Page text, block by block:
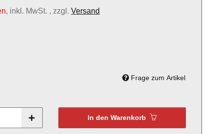
, inkl. MwSt. , zzgl. Versand
Frage zum Artikel
In den Warenkorb